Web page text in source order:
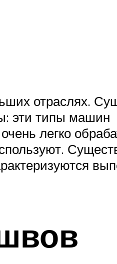
отраслях.
эти типы машин
легко